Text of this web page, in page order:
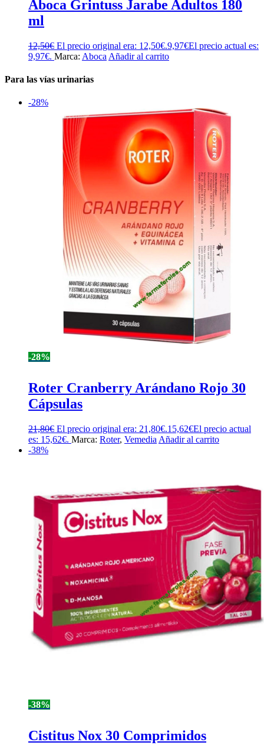
Aboca Grintuss Jarabe Adultos 180
ml
12,50€ El precio original era: 12,50€.9,97€El precio actual es:
9,97€. Marca: Aboca Añadir al carrito
Para las vías urinarias
-28%
-28%
Roter Cranberry Arándano Rojo 30
Cápsulas
21,80€ El precio original era: 21,80€.15,62€El precio actual
es: 15,62€. Marca: Roter, Vemedia Añadir al carrito
-38%
-38%
Cistitus Nox 30 Comprimidos